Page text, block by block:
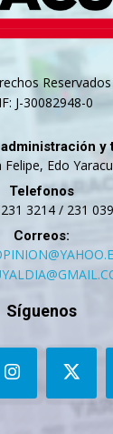
Reservados
J-30082948-0
y
Edo
Telefonos
3214 / 231
Correos:
Síguenos